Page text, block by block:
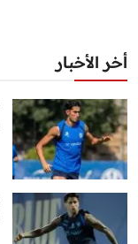
أخر الأخبار